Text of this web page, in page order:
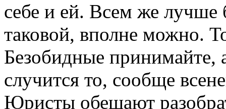
себе и ей. Всем же лучше
таковой, вполне можно.
Безобидные принимайте,
случится то, сообще
Юристы обещают